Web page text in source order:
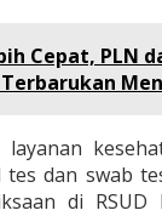
Cepat, PLN
layanan
dan swab
di